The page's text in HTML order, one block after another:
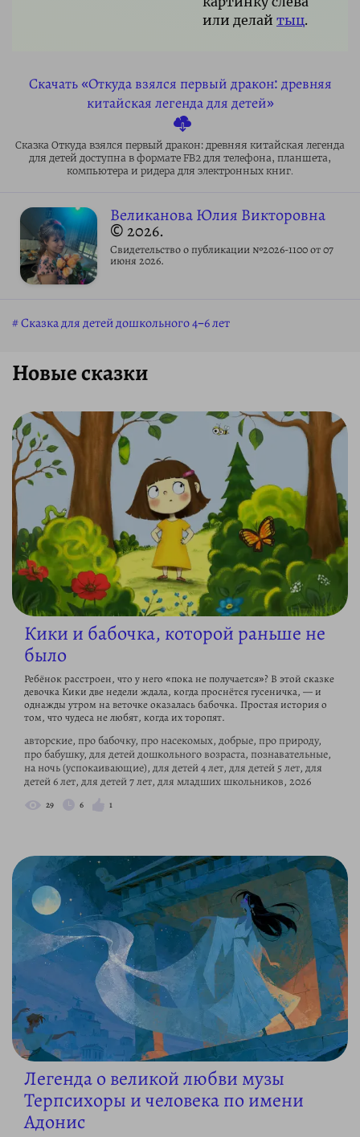
или делай тыц.
Скачать «Откуда взялся первый дракон: древняя
китайская легенда для детей»
Сказка Откуда взялся первый дракон: древняя китайская легенда
для детей доступна в формате FB2 для телефона, планшета,
компьютера и ридера для электронных книг.
Великанова Юлия Викторовна
© 2026.
Свидетельство о публикации №2026-1100 от 07
июня 2026.
Сказка для детей дошкольного 4–6 лет
Новые сказки
Кики и бабочка, которой раньше не
было
Ребёнок расстроен, что у него «пока не получается»? В этой сказке
девочка Кики две недели ждала, когда проснётся гусеничка, — и
однажды утром на веточке оказалась бабочка. Простая история о
том, что чудеса не любят, когда их торопят.
авторские, про бабочку, про насекомых, добрые, про природу,
про бабушку, для детей дошкольного возраста, познавательные,
на ночь (успокаивающие), для детей 4 лет, для детей 5 лет, для
детей 6 лет, для детей 7 лет, для младших школьников, 2026
29 6 1
Легенда о великой любви музы
Терпсихоры и человека по имени
Адонис